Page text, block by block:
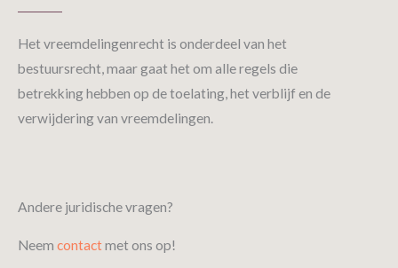
Het vreemdelingenrecht is onderdeel van het
bestuursrecht, maar gaat het om alle regels die
betrekking hebben op de toelating, het verblijf en de
verwijdering van vreemdelingen.
Andere juridische vragen?
Neem contactmet ons op!